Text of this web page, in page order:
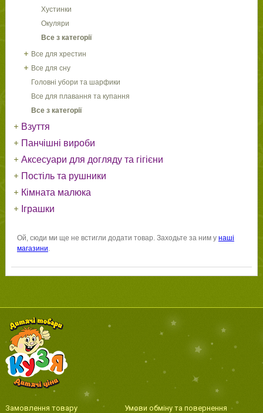
Хустинки
Окуляри
Все з категорії
Все для хрестин
Все для сну
Головні убори та шарфики
Все для плавання та купання
Все з категорії
Взуття
Панчішні вироби
Аксесуари для догляду та гігієни
Постіль та рушники
Кімната малюка
Іграшки
Ой, сюди ми ще не встигли додати товар. Заходьте за ним у наші
магазини.
Замовлення товару
Умови обміну та повернення